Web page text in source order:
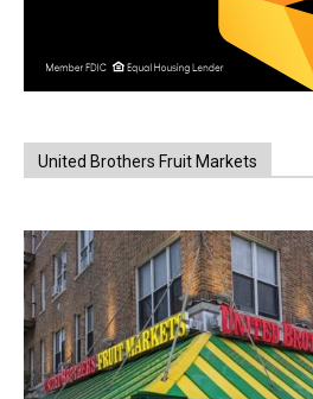
United Brothers Fruit Markets